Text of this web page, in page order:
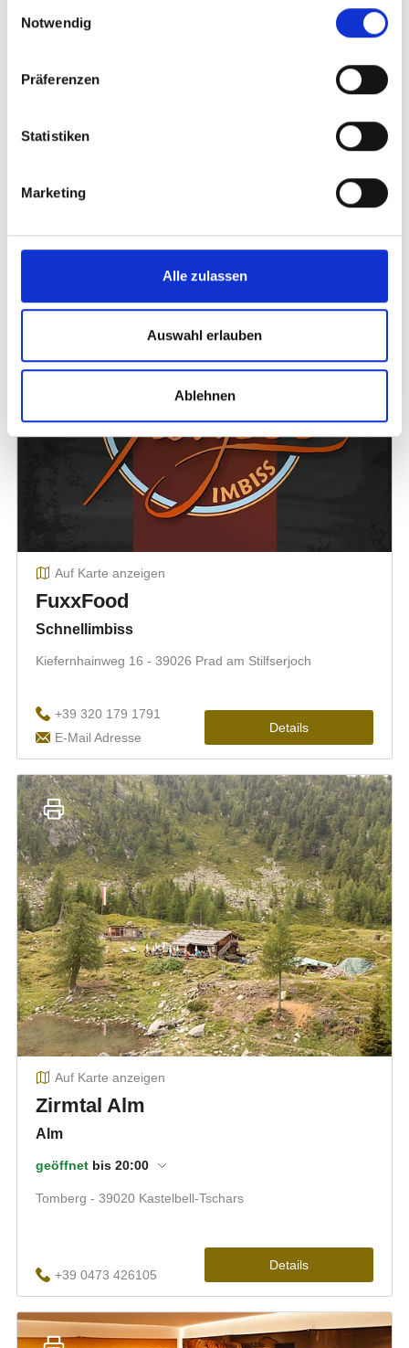
Notwendig
Präferenzen
Statistiken
Marketing
Alle zulassen
Auswahl erlauben
Ablehnen